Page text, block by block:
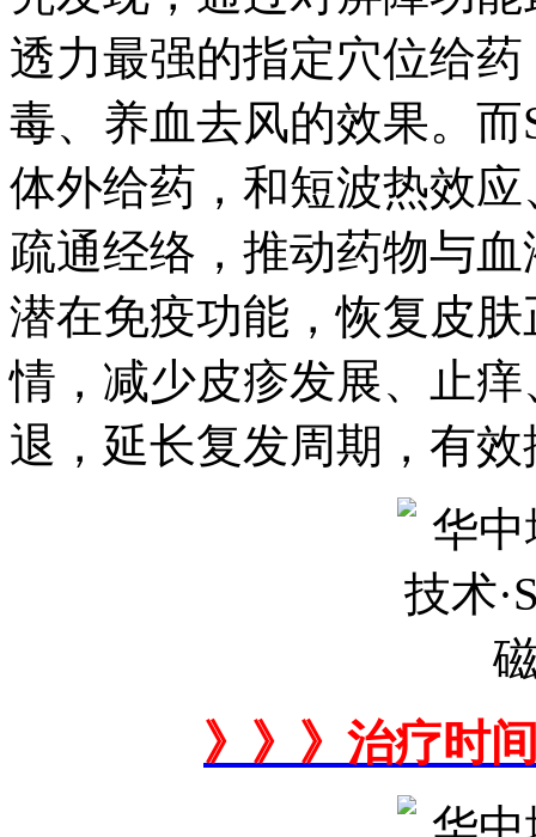
透力最强的指定穴位给
毒、养血去风的效果。
体外给药，和短波热效
疏通经络，推动药物与
潜在免疫功能，恢复皮
情，减少皮疹发展、止
退，延长复发周期，有
》》》治疗时